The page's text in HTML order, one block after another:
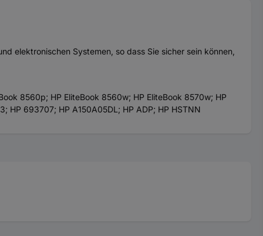
elektronischen Systemen, so dass Sie sicher sein können,
8560p; HP EliteBook 8560w; HP EliteBook 8570w; HP
HP 693707; HP A150A05DL; HP ADP; HP HSTNN